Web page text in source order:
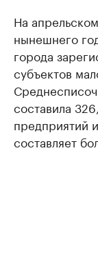
На
нынешнего
города
субъектов
составила
предприятий
составляет